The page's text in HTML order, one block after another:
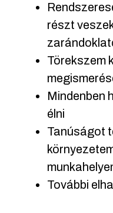
részt
Törekszem
Mindenben
élni
Tanúságot
További